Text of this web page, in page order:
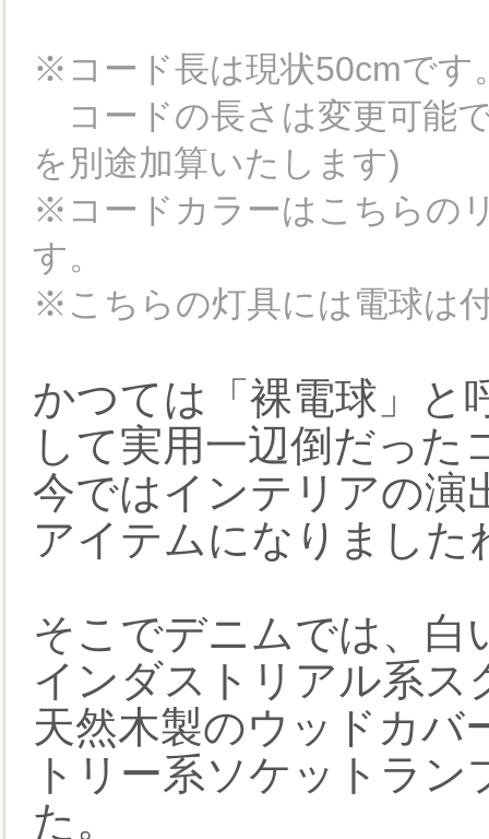
※コード長は現状50cmです
コードの長さは変更可能
を別途加算いたします)
※コードカラーはこちらの
す。
※こちらの灯具には電球は
かつては「裸電球」と
して実用一辺倒だっ
今ではインテリアの演
アイテムになりました
そこでデニムでは、白
インダストリアル系ス
天然木製のウッドカバ
トリー系ソケットラ
た。